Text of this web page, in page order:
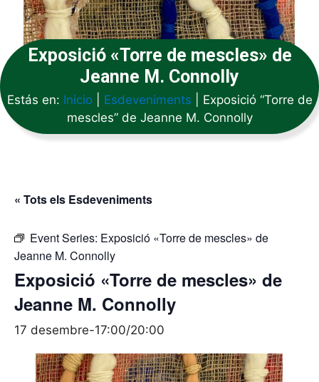
Exposició «Torre de mescles» de
Jeanne M. Connolly
Estás en: Inicio| Esdeveniments
Exposició “Torre de
mescles” de Jeanne M. Connolly
« Tots els Esdeveniments
Event Series: Exposició «Torre de mescles» de
Jeanne M. Connolly
Exposició «Torre de mescles» de
Jeanne M. Connolly
17 desembre-17:00/20:00